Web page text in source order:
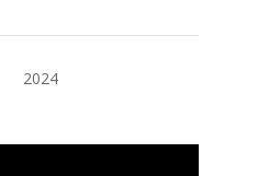
2024